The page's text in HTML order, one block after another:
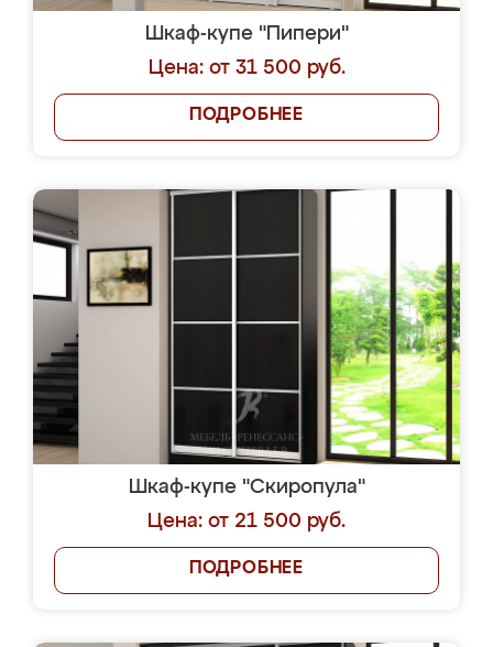
Шкаф-купе "Пипери"
Цена: от 31 500 руб.
ПОДРОБНЕЕ
Шкаф-купе "Скиропула"
Цена: от 21 500 руб.
ПОДРОБНЕЕ